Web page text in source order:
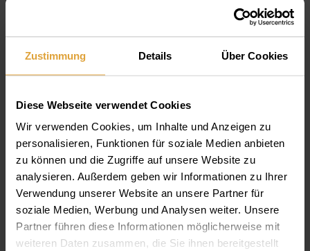
Zustimmung Details Über Cookies
Diese Webseite verwendet Cookies
Wir verwenden Cookies, um Inhalte und Anzeigen zu
personalisieren, Funktionen für soziale Medien anbieten
zu können und die Zugriffe auf unsere Website zu
analysieren. Außerdem geben wir Informationen zu Ihrer
Verwendung unserer Website an unsere Partner für
soziale Medien, Werbung und Analysen weiter. Unsere
Partner führen diese Informationen möglicherweise mit
weiteren Daten zusammen, die Sie ihnen bereitgestellt
árlista
fogĂˇszati ct
Parodontológia
Van e altatasra lehetĹ‘sĂ©g
szĂˇjĂĽregben Ă©gĹ‘
Ă©rzĂ©s
fekete tea